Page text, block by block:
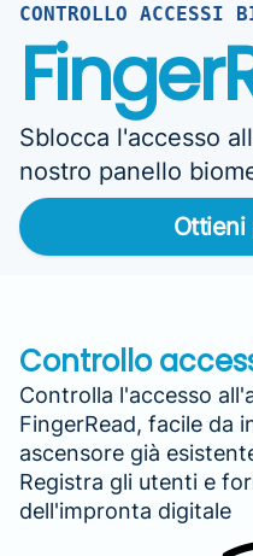
CONTROLLO ACCESSI
Sblocca l'accesso
nostro panello
Ottieni
Controllo
Controlla l'accesso
FingerRead, facile da
ascensore già
Registra gli utenti e
dell'impronta digitale